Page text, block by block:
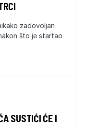
zadovoljan
što je startao
SUSTIĆI ĆE I